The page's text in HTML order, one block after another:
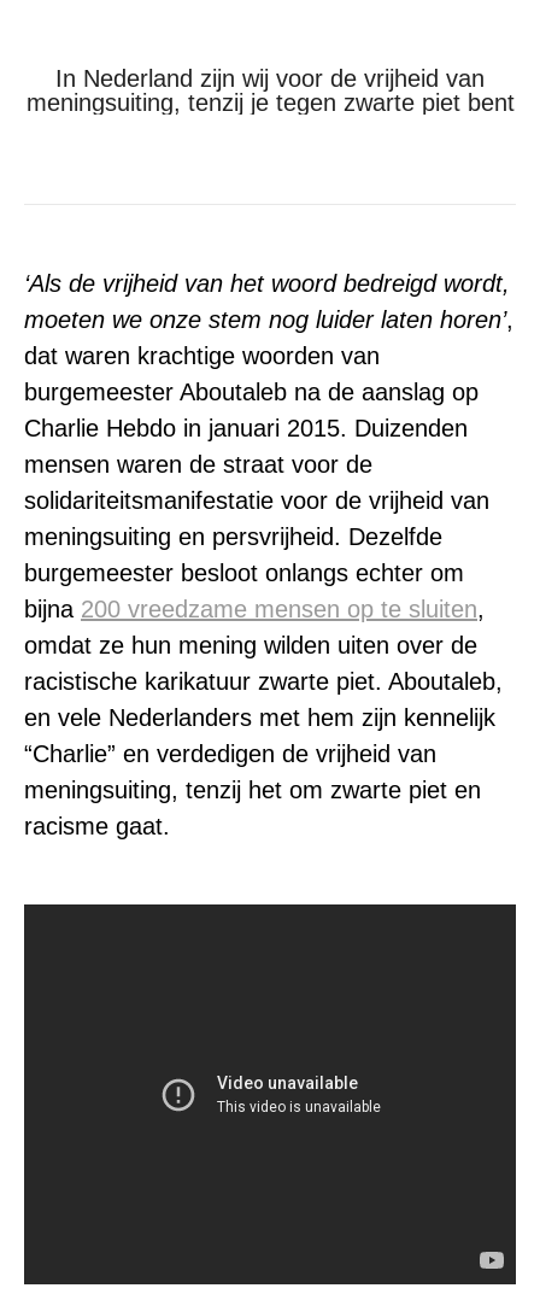
In Nederland zijn wij voor de vrijheid van
meningsuiting, tenzij je tegen zwarte piet bent
‘Als de vrijheid van het woord bedreigd wordt,
moeten we onze stem nog luider laten horen’,
dat waren krachtige woorden van
burgemeester Aboutaleb na de aanslag op
Charlie Hebdo in januari 2015. Duizenden
mensen waren de straat voor de
solidariteitsmanifestatie voor de vrijheid van
meningsuiting en persvrijheid. Dezelfde
burgemeester besloot onlangs echter om
bijna 200 vreedzame mensen op te sluiten,
omdat ze hun mening wilden uiten over de
racistische karikatuur zwarte piet. Aboutaleb,
en vele Nederlanders met hem zijn kennelijk
“Charlie” en verdedigen de vrijheid van
meningsuiting, tenzij het om zwarte piet en
racisme gaat.